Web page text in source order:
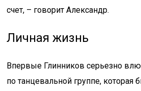
счет, – говорит Александр.
Личная жизнь
Впервые Глинников серьезно
по танцевальной группе, которая